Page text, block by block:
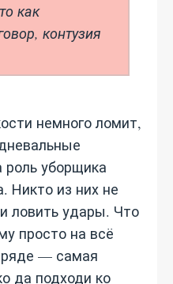
как
контузия
немного ломит,
роль уборщика
Никто из них не
ловить удары. Что
просто на всё
— самая
да подходи ко